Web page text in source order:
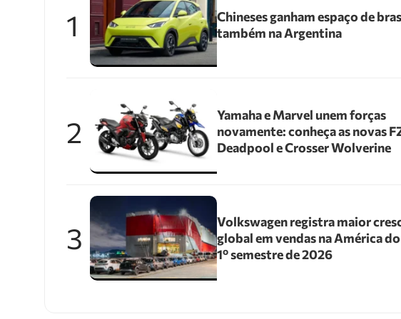
1
Chineses ganham espaço de
também na Argentina
2
Yamaha e Marvel unem forças
novamente: conheça as novas
Deadpool e Crosser Wolverine
3
Volkswagen registra maior
global em vendas na América
1º semestre de 2026